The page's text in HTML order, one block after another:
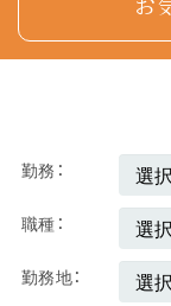
・ 国の機関若
者が法令の定
必要がある場合
当社は、情報
より、個人情
については、
契約の締結等
その他
・ 個人情報の
いたしません。
・ 個人情報の
頂けない場合
ん。
・ 個人情報の
勤務
職種
勤務地